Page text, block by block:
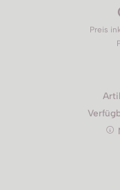
Preis